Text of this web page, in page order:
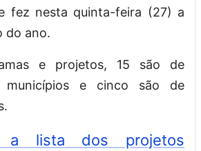
fez nesta quinta-feira (27) a
do ano.
e projetos, 15 são de
e cinco são de
a lista dos projetos